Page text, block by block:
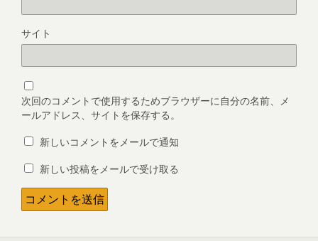
サイト
次回のコメントで使用するためブラウザーに自分の名前、メ
ールアドレス、サイトを保存する。
新しいコメントをメールで通知
新しい投稿をメールで受け取る